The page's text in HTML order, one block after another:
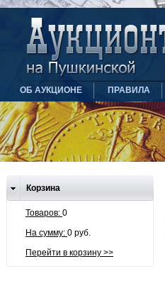
ОБ АУКЦИОНЕ ПРАВИЛА
Корзина
Товаров: 0
На сумму: 0 руб.
Перейти в корзину >>